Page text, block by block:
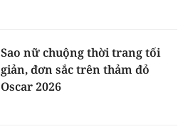
Sao nữ chuộng thời trang tối
giản, đơn sắc trên thảm đỏ
Oscar 2026